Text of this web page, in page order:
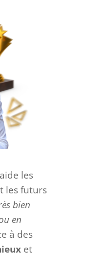
les
les futurs
bien
en
à des
et